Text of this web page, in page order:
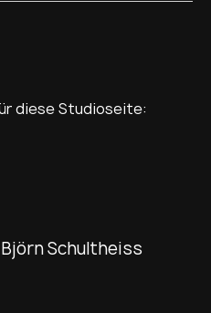
diese Studioseite:
Schultheiss